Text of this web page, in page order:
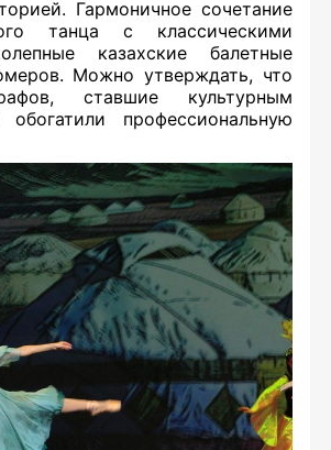
Гармоничное сочетание
танца с классическими
казахские балетные
Можно утверждать, что
ставшие культурным
профессиональную